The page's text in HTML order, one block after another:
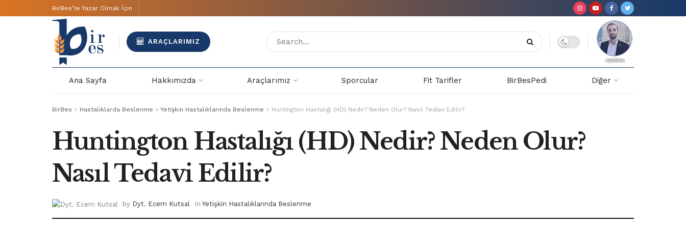
BirBes’te Yazar Olmak İçin
ARAÇLARIMIZ
Ana Sayfa Hakkımızda Araçlarımız Sporcular Fit Tarifler BirBesPedi Diğer
BirBes > Hastalıklarda Beslenme > Yetişkin Hastalıklarında Beslenme > Huntington Hastalığı (HD) Nedir? Neden Olur? Nasıl Tedavi Edilir?
Huntington Hastalığı (HD) Nedir? Neden Olur?
Nasıl Tedavi Edilir?
by Dyt. Ecem Kutsal in Yetişkin Hastalıklarında Beslenme